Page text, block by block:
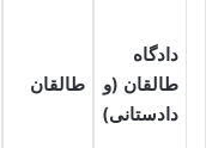
دادگاه
طالقان (و
دادستانی)
طالقان